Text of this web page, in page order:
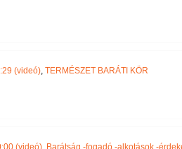
(videó), TERMÉSZET BARÁTI KÖR
(videó), Barátság -fogadó -alkotások -